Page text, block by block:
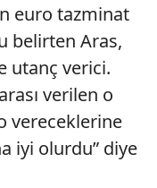
euro tazminat
belirten Aras,
utanç verici.
verilen o
vereceklerine
iyi olurdu” diye